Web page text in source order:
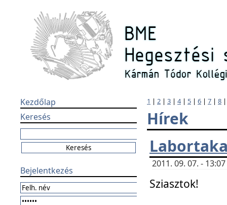
Kezdőlap
Keresés
Bejelentkezés
1 | 2 | 3 | 4| 5 | 6 | 7 | 8
Hírek
2011. 09. 07. -
Sziasztok!